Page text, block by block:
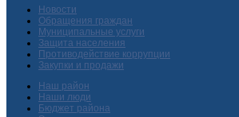
Новости
Обращения граждан
Муниципальные услуги
Защита населения
Противодействие коррупции
Закупки и продажи
Наш район
Наши люди
Бюджет района